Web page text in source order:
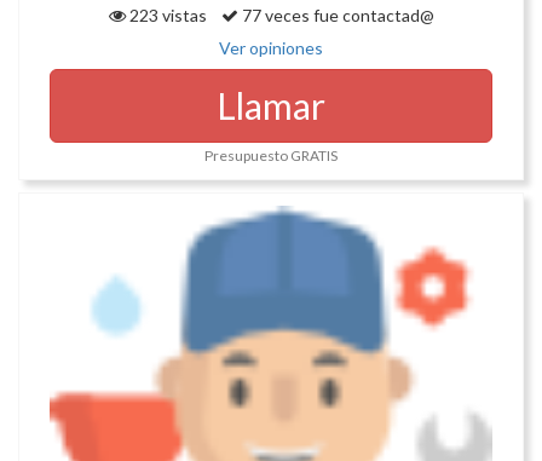
223 vistas
77 veces fue contactad@
Ver opiniones
Llamar
Presupuesto GRATIS